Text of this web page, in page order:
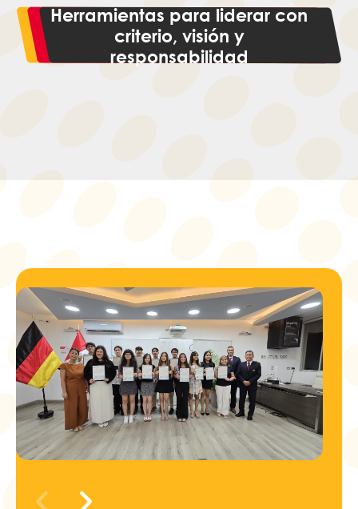
Herramientas para liderar con
criterio, visión y
responsabilidad